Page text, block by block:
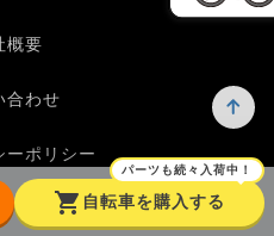
shopping_cart
パーツも続々入荷中！
自転車を購入する
概要
合わせ
ーポリシー